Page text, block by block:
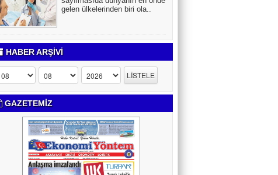
gelen ülkelerinden biri ola..
HABER ARŞİVİ
GAZETEMİZ